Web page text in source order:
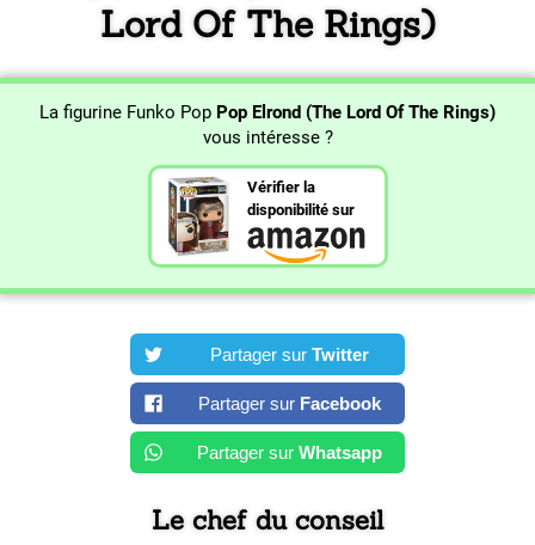
Lord Of The Rings)
La figurine Funko Pop Pop Elrond (The Lord Of The Rings)
vous intéresse ?
Vérifier la
disponibilité sur
Partager sur Twitter
Partager sur Facebook
Partager sur Whatsapp
Le chef du conseil